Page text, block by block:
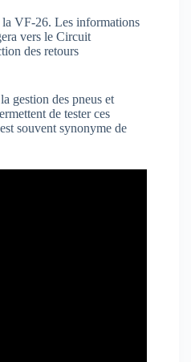
la VF-26. Les informations
vers le Circuit
des retours
gestion des pneus et
de tester ces
souvent synonyme de